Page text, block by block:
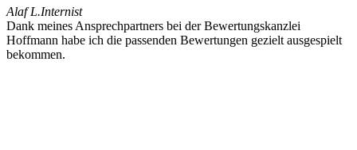
Alaf L.Internist
Dank meines Ansprechpartners bei der Bewertungskanzlei
Hoffmann habe ich die passenden Bewertungen gezielt ausgespielt
bekommen.